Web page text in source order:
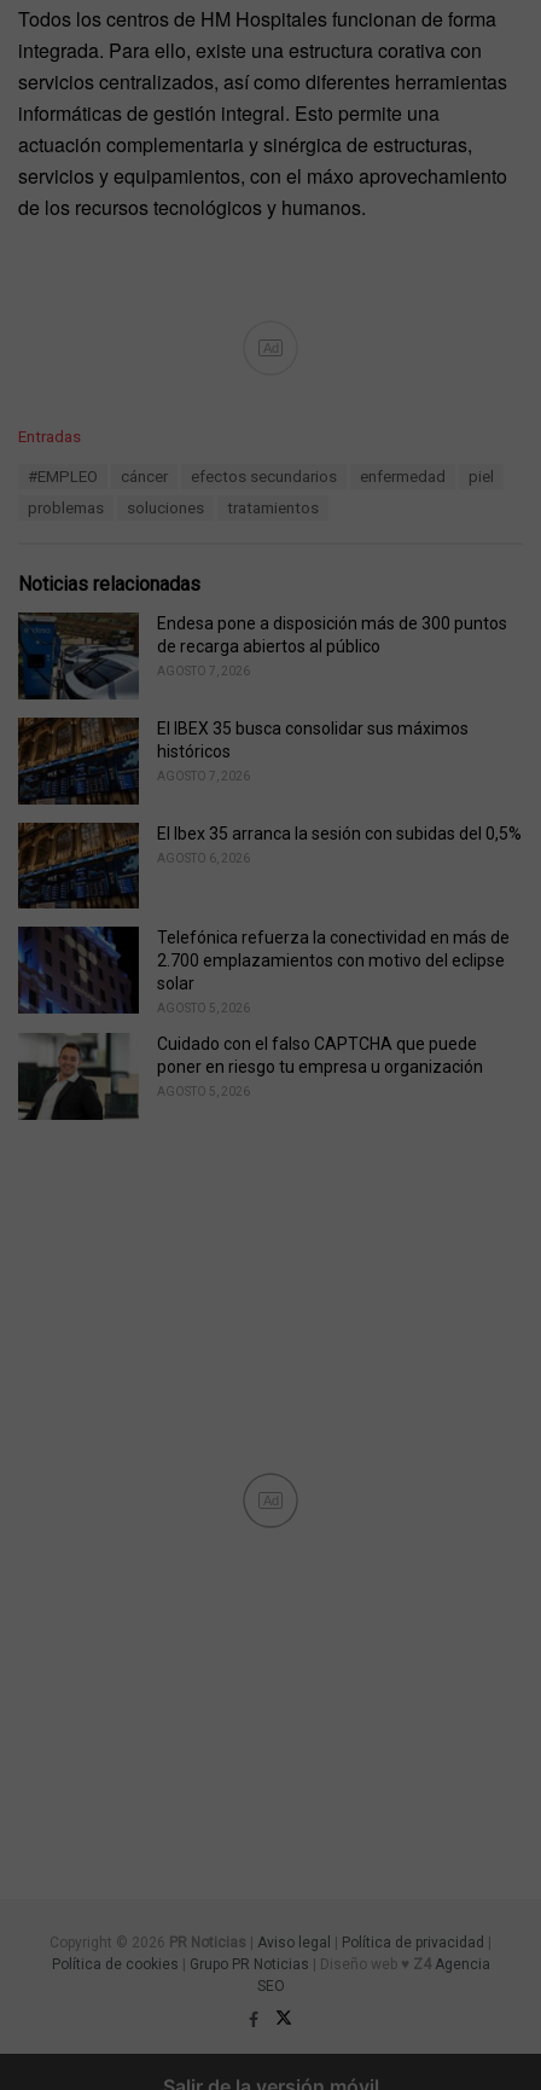
Todos los centros de HM Hospitales funcionan de forma
integrada. Para ello, existe una estructura corativa con
servicios centralizados, así como diferentes herramientas
informáticas de gestión integral. Esto permite una
actuación complementaria y sinérgica de estructuras,
servicios y equipamientos, con el máxo aprovechamiento
de los recursos tecnológicos y humanos.
Ad
C
i
e
s
:
Entradas
#EMPLEO cáncer efectos secundarios enfermedad
piel
problemas
soluciones tratamientos
Noticias relacionadas
Endesa pone a disposición más de 300 puntos
de recarga abiertos al público
AGOSTO 7, 2026
El IBEX 35 busca consolidar sus máximos
históricos
AGOSTO 7, 2026
El Ibex 35 arranca la sesión con subidas del 0,5%
AGOSTO 6, 2026
Telefónica refuerza la conectividad en más de
2.700 emplazamientos con motivo del eclipse
solar
AGOSTO 5, 2026
Cuidado con el falso CAPTCHA que puede
poner en riesgo tu empresa u organización
AGOSTO 5, 2026
Ad
Copyright © 2026 PR Noticias Aviso legal Política de privacidad
Política de cookies
Grupo PR Noticias | Diseño web ♥ Z4 Agencia
SEO